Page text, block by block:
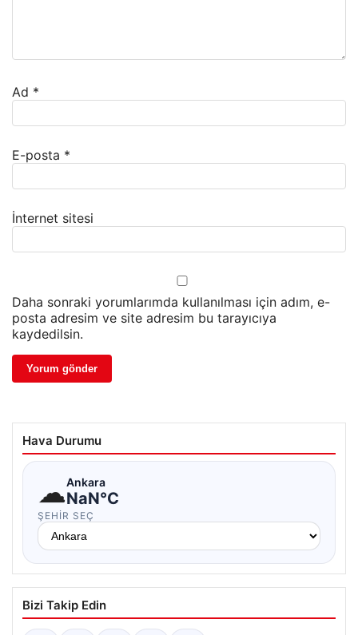
Ad *
E-posta *
İnternet sitesi
Daha sonraki yorumlarımda kullanılması için adım, e-
posta adresim ve site adresim bu tarayıcıya
kaydedilsin.
Hava Durumu
☁Ankara
NaN°C
ŞEHIR SEÇ
Bizi Takip Edin